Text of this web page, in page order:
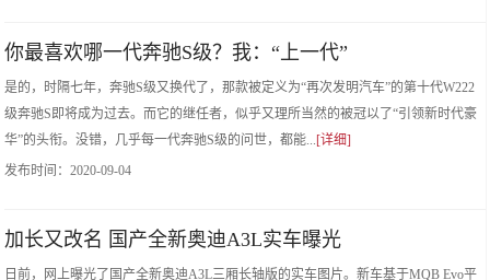
你最喜欢哪一代奔驰S级？我：“上一代”
是的，时隔七年，奔驰S级又换代了，那款被定义为“再次发明汽车”的第十代W222
级奔驰S即将成为过去。而它的继任者，似乎又理所当然的被冠以了“引领新时代豪
华”的头衔。没错，几乎每一代奔驰S级的问世，都能...[详细]
发布时间：2020-09-04
加长又改名 国产全新奥迪A3L实车曝光
日前，网上曝光了国产全新奥迪A3L三厢长轴版的实车图片。新车基于MQB Evo平